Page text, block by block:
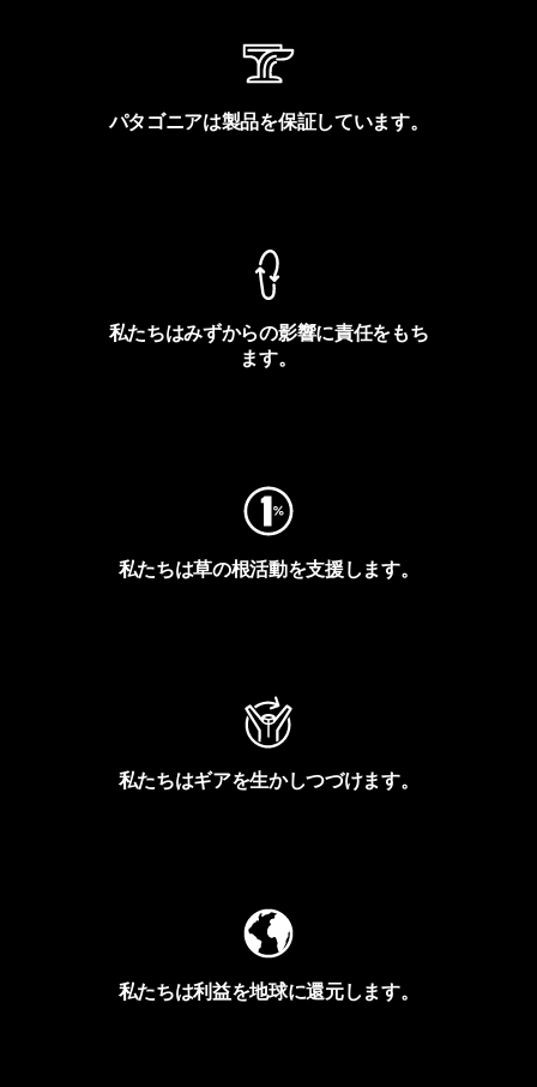
パタゴニアは製品を保証しています。
私たちはみずからの影響に責任をもち
ます。
私たちは草の根活動を支援します。
私たちはギアを生かしつづけます。
私たちは利益を地球に還元します。